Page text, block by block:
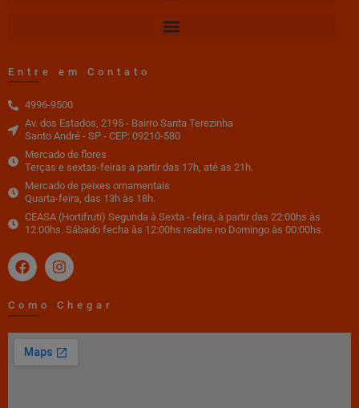
Entre em Contato
4996-9500
Av. dos Estados, 2195 - Bairro Santa Terezinha
Santo André - SP - CEP: 09210-580
Mercado de flores
Terças e sextas-feiras a partir das 17h, até as 21h.
Mercado de peixes ornamentais
Quarta-feira, das 13h às 18h.
CEASA (Hortifruti) Segunda à Sexta - feira, à partir das 22:00hs às
12:00hs. Sábado fecha às 12:00hs reabre no Domingo às 00:00hs.
Como Chegar